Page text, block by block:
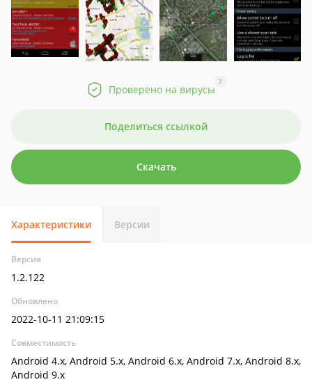
Проверено на вирусы
?
Поделиться ссылкой
Скачать
Характеристики Версии
Версия
1.2.122
Обновлено
2022-10-11 21:09:15
Совместимость
Android 4.x, Android 5.x, Android 6.x, Android 7.x, Android 8.x,
Android 9.x